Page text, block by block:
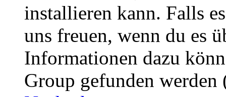
installieren kann. Falls
uns freuen, wenn du es
Informationen dazu
Group gefunden